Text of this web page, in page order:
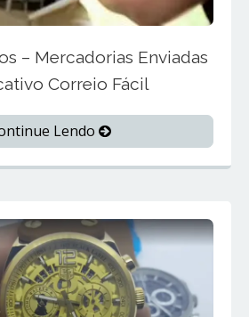
– Mercadorias Enviadas
Correio Fácil
Lendo